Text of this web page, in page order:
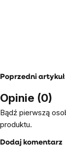
Poprzedni artykuł
Opinie (0)
Bądź pierwszą
produktu.
Dodaj komentarz